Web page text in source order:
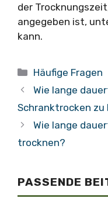
der
angegeben ist,
kann.
Kategorien
Häufige Fragen
Wie lange
Schranktrocken zu
Wie lange
trocknen?
PASSENDE